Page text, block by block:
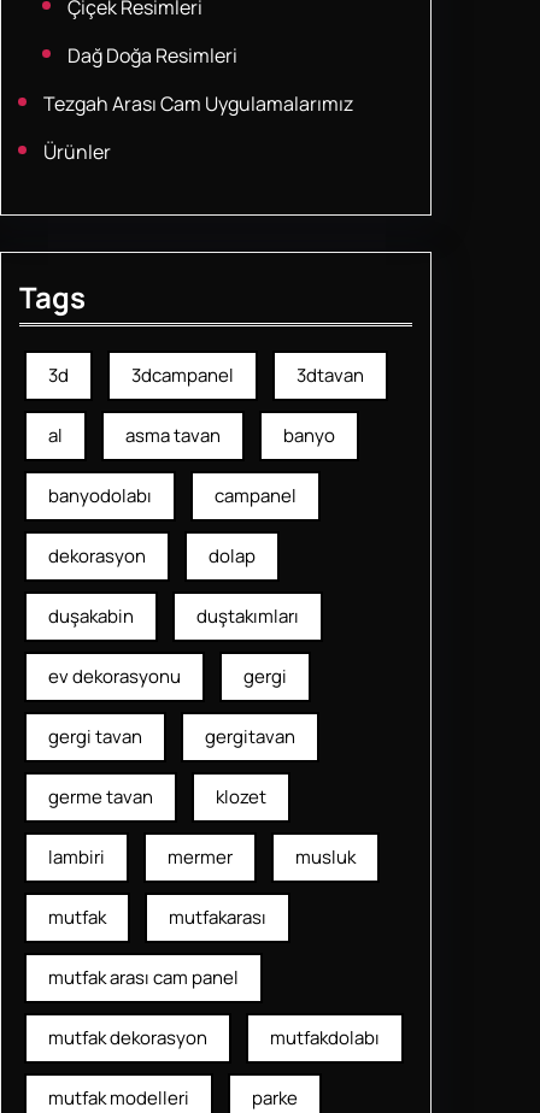
Çiçek Resimleri
Dağ Doğa Resimleri
Tezgah Arası Cam Uygulamalarımız
Ürünler
Tags
3d 3dcampanel 3dtavan
al asma tavan banyo
banyodolabı campanel
dekorasyon dolap
duşakabin duştakımları
ev dekorasyonu gergi
gergi tavan gergitavan
germe tavan klozet
lambiri mermer musluk
mutfak mutfakarası
mutfak arası cam panel
mutfak dekorasyon mutfakdolabı
mutfak modelleri parke